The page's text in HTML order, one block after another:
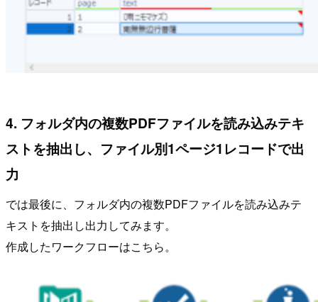
4. フォルダ内の複数PDFファイルを読み込みテキ
ストを抽出し、ファイル別1ページ1レコードで出
力
では最後に、フォルダ内の複数PDFファイルを読み込みテ
キストを抽出し出力してみます。
作成したワークフローはこちら。